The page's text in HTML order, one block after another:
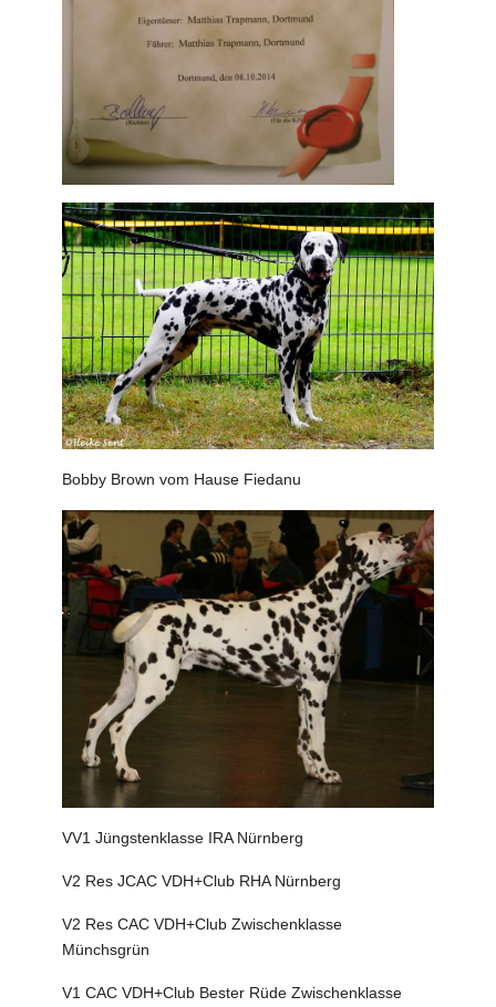
Bobby Brown vom Hause Fiedanu
VV1 Jüngstenklasse IRA Nürnberg
V2 Res JCAC VDH+Club RHA Nürnberg
V2 Res CAC VDH+Club Zwischenklasse
Münchsgrün
V1 CAC VDH+Club Bester Rüde Zwischenklasse